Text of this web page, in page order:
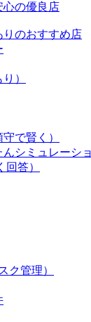
心の優良店
りのおすすめ店
）
で賢く）
シミュレーシ
答）
ク管理）